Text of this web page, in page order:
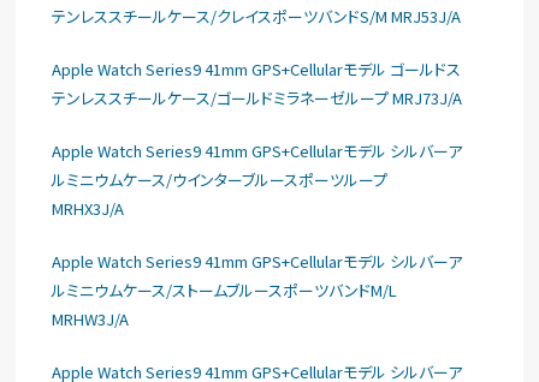
テンレススチールケース/クレイスポーツバンドS/M MRJ53J/A
Apple Watch Series9 41mm GPS+Cellularモデル ゴールドス
テンレススチールケース/ゴールドミラネーゼループ MRJ73J/A
Apple Watch Series9 41mm GPS+Cellularモデル シルバーア
ルミニウムケース/ウインターブルースポーツループ
MRHX3J/A
Apple Watch Series9 41mm GPS+Cellularモデル シルバーア
ルミニウムケース/ストームブルースポーツバンドM/L
MRHW3J/A
Apple Watch Series9 41mm GPS+Cellularモデル シルバーア